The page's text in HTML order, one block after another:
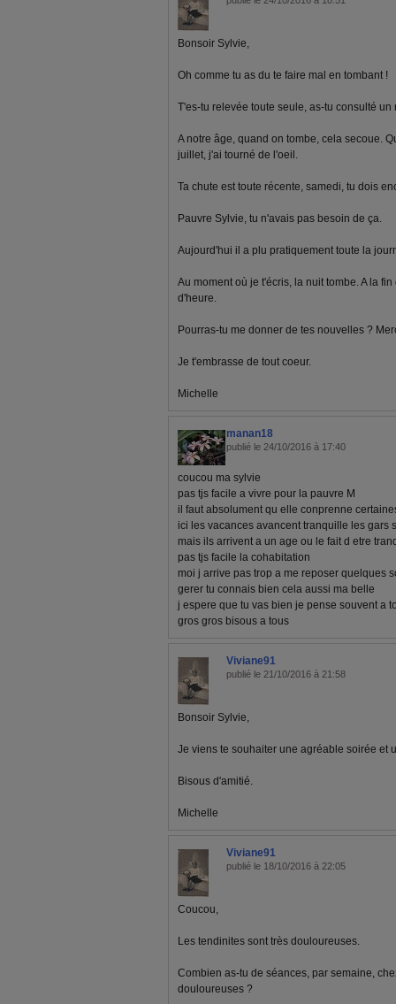
Bonsoir Sylvie,
Oh comme tu as du te faire mal en tombant !
T'es-tu relevée toute seule, as-tu consulté un
A notre âge, quand on tombe, cela secoue.
juillet, j'ai tourné de l'oeil.
Ta chute est toute récente, samedi, tu dois
Pauvre Sylvie, tu n'avais pas besoin de ça.
Aujourd'hui il a plu pratiquement toute la
Au moment où je t'écris, la nuit tombe. A la
d'heure.
Pourras-tu me donner de tes nouvelles ?
Je t'embrasse de tout coeur.
Michelle
manan18
publié le 24/10/2016 à 17:40
coucou ma sylvie
pas tjs facile a vivre pour la pauvre M
il faut absolument qu elle conprenne
ici les vacances avancent tranquille les gars
mais ils arrivent a un age ou le fait d etre
pas tjs facile la cohabitation
moi j arrive pas trop a me reposer quelques
gerer tu connais bien cela aussi ma belle
j espere que tu vas bien je pense souvent a
gros gros bisous a tous
Viviane91
publié le 21/10/2016 à 21:58
Bonsoir Sylvie,
Je viens te souhaiter une agréable soirée et
Bisous d'amitié.
Michelle
Viviane91
publié le 18/10/2016 à 22:05
Coucou,
Les tendinites sont très douloureuses.
Combien as-tu de séances, par semaine,
douloureuses ?